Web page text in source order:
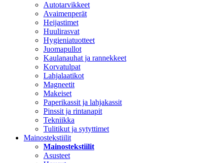
Autotarvikkeet
Avaimenperät
Heijastimet
Huulirasvat
Hygieniatuotteet
Juomapullot
Kaulanauhat ja rannekkeet
Korvatulpat
Lahjalaatikot
Magneetit
Makeiset
Paperikassit ja lahjakassit
Pinssit ja rintanapit
Tekniikka
Tulitikut ja sytyttimet
Mainostekstiilit
Mainostekstiilit
Asusteet